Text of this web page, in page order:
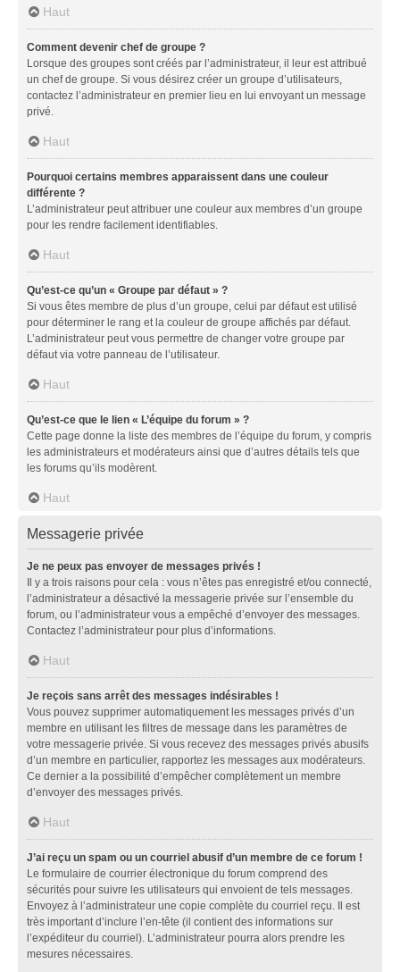
Haut
Comment devenir chef de groupe ?
Lorsque des groupes sont créés par l’administrateur, il leur est attribué
un chef de groupe. Si vous désirez créer un groupe d’utilisateurs,
contactez l’administrateur en premier lieu en lui envoyant un message
privé.
Haut
Pourquoi certains membres apparaissent dans une couleur
différente ?
L’administrateur peut attribuer une couleur aux membres d’un groupe
pour les rendre facilement identifiables.
Haut
Qu’est-ce qu’un « Groupe par défaut » ?
Si vous êtes membre de plus d’un groupe, celui par défaut est utilisé
pour déterminer le rang et la couleur de groupe affichés par défaut.
L’administrateur peut vous permettre de changer votre groupe par
défaut via votre panneau de l’utilisateur.
Haut
Qu’est-ce que le lien « L’équipe du forum » ?
Cette page donne la liste des membres de l’équipe du forum, y compris
les administrateurs et modérateurs ainsi que d’autres détails tels que
les forums qu’ils modèrent.
Haut
Messagerie privée
Je ne peux pas envoyer de messages privés !
Il y a trois raisons pour cela : vous n’êtes pas enregistré et/ou connecté,
l’administrateur a désactivé la messagerie privée sur l’ensemble du
forum, ou l’administrateur vous a empêché d’envoyer des messages.
Contactez l’administrateur pour plus d’informations.
Haut
Je reçois sans arrêt des messages indésirables !
Vous pouvez supprimer automatiquement les messages privés d’un
membre en utilisant les filtres de message dans les paramètres de
votre messagerie privée. Si vous recevez des messages privés abusifs
d’un membre en particulier, rapportez les messages aux modérateurs.
Ce dernier a la possibilité d’empêcher complètement un membre
d’envoyer des messages privés.
Haut
J’ai reçu un spam ou un courriel abusif d’un membre de ce forum !
Le formulaire de courrier électronique du forum comprend des
sécurités pour suivre les utilisateurs qui envoient de tels messages.
Envoyez à l’administrateur une copie complète du courriel reçu. Il est
très important d’inclure l’en-tête (il contient des informations sur
l’expéditeur du courriel). L’administrateur pourra alors prendre les
mesures nécessaires.